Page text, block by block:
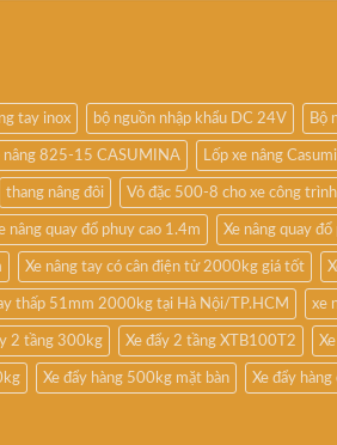
tay inox bộ nguồn nhập khẩu DC 24V Bộ
nâng 825-15 CASUMINA Lốp xe nâng
thang nâng đôi Vỏ đặc 500-8 cho xe công trình
nâng quay đổ phuy cao 1.4m Xe nâng quay
Xe nâng tay có cân điện tử 2000kg giá tốt
thấp 51mm 2000kg tại Hà Nội/TP.HCM xe
2 tầng 300kg Xe đẩy 2 tầng XTB100T2
Xe đẩy hàng 500kg mặt bàn Xe đẩy